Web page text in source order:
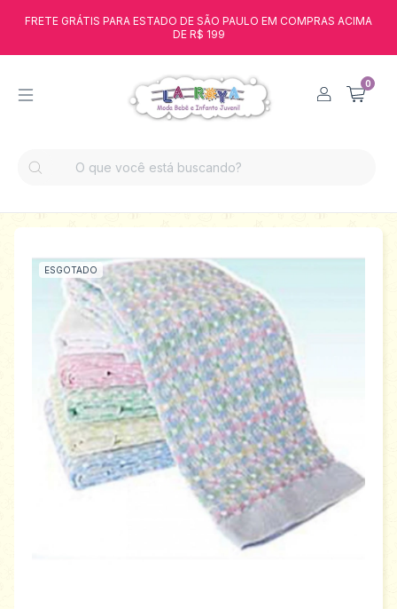
FRETE GRÁTIS PARA ESTADO DE SÃO PAULO EM COMPRAS ACIMA
DE R$ 199
0
ESGOTADO